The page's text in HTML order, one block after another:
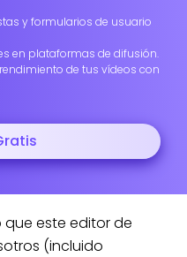
y formularios de usuario
en plataformas de difusión.
de tus vídeos con
este editor de
(incluido